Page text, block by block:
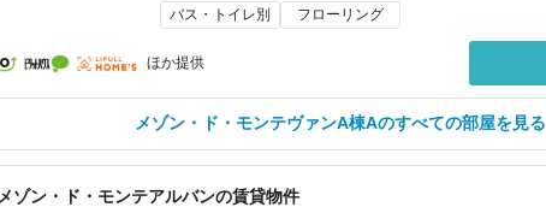
バス・トイレ別 フローリング
ほか提供
メゾン・ド・モンテヴァンA棟Aのすべての部屋を見る
メゾン・ド・モンテアルバンの賃貸物件